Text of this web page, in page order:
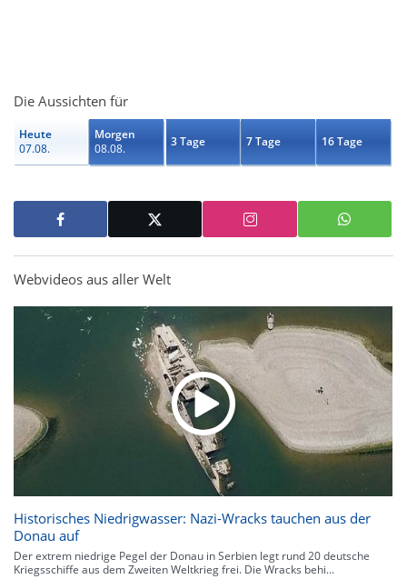
Die Aussichten für
Heute
07.08.
Morgen
08.08.
3 Tage 7 Tage 16 Tage
Webvideos aus aller Welt
Historisches Niedrigwasser: Nazi-Wracks tauchen aus der
Donau auf
Der extrem niedrige Pegel der Donau in Serbien legt rund 20 deutsche
Kriegsschiffe aus dem Zweiten Weltkrieg frei. Die Wracks behi...